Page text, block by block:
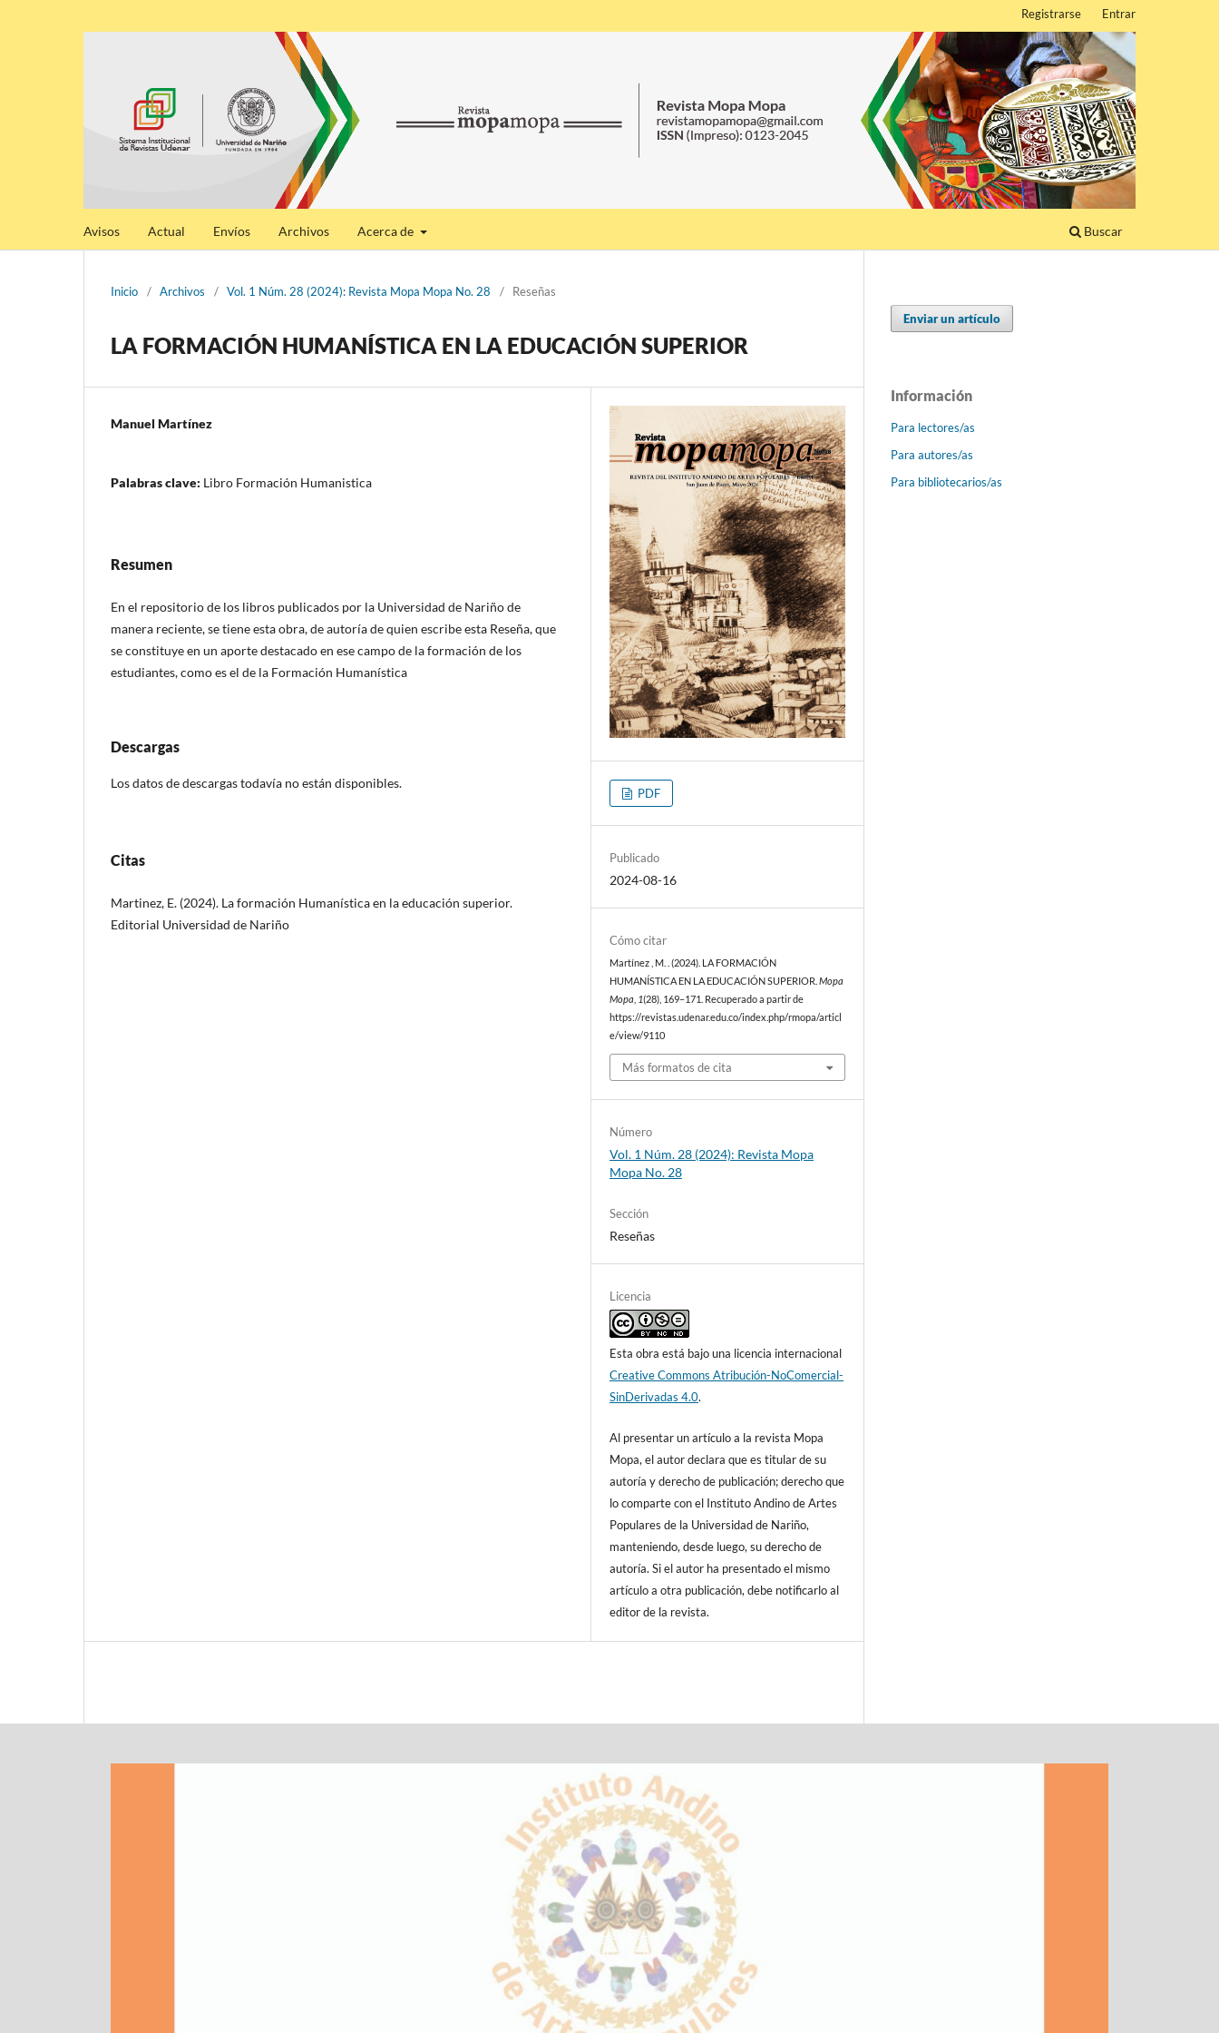
Avisos Actual Envíos Archivos Acerca de Buscar
Registrarse Entrar
Inicio / Archivos / Vol. 1 Núm. 28 (2024): Revista Mopa Mopa No. 28 / Reseñas
LA FORMACIÓN HUMANÍSTICA EN LA EDUCACIÓN SUPERIOR
Manuel Martínez
Palabras clave: Libro Formación Humanistica
Resumen
En el repositorio de los libros publicados por la Universidad de Nariño de
manera reciente, se tiene esta obra, de autoría de quien escribe esta Reseña, que
se constituye en un aporte destacado en ese campo de la formación de los
estudiantes, como es el de la Formación Humanística
Descargas
Los datos de descargas todavía no están disponibles.
Citas
Martinez, E. (2024). La formación Humanística en la educación superior.
Editorial Universidad de Nariño
PDF
Publicado
2024-08-16
Cómo citar
Martínez , M. . (2024). LA FORMACIÓN
HUMANÍSTICA EN LA EDUCACIÓN SUPERIOR.Mopa
Mopa 1(28), 169–171. Recuperado a partir de
https://revistas.udenar.edu.co/index.php/rmopa/articl
e/view/9110
Más formatos de cita
Número
Vol. 1 Núm. 28 (2024): Revista Mopa
Mopa No. 28
Sección
Reseñas
Licencia
Esta obra está bajo una licencia internacional
Creative Commons Atribución-NoComercial-
SinDerivadas 4.0.
Al presentar un artículo a la revista Mopa
Mopa, el autor declara que es titular de su
autoría y derecho de publicación; derecho que
lo comparte con el Instituto Andino de Artes
Populares de la Universidad de Nariño,
manteniendo, desde luego, su derecho de
autoría. Si el autor ha presentado el mismo
artículo a otra publicación, debe notificarlo al
editor de la revista.
Enviar un artículo
Información
Para lectores/as
Para autores/as
Para bibliotecarios/as